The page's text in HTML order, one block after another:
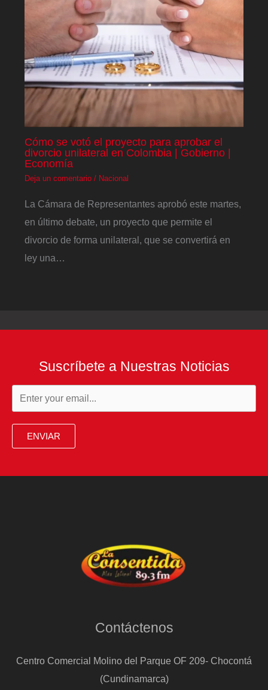
Cómo se votó el proyecto para aprobar el
divorcio unilateral en Colombia | Gobierno |
Economía
Deja un comentario / Nacional
La Cámara de Representantes aprobó este martes,
en último debate, un proyecto que permite el
divorcio de forma unilateral, que se convertirá en
ley una…
Suscríbete a Nuestras Noticias
ENVIAR
Contáctenos
Centro Comercial Molino del Parque OF 209- Chocontá
(Cundinamarca)